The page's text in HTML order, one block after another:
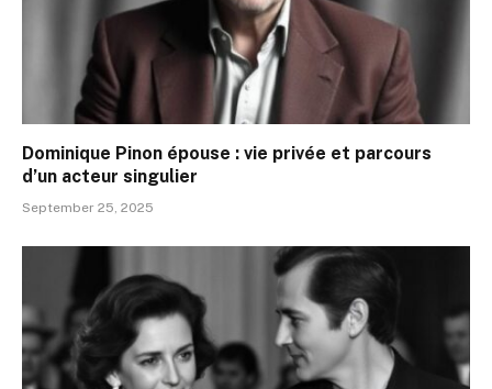
Dominique Pinon épouse : vie privée et parcours
d’un acteur singulier
September 25, 2025